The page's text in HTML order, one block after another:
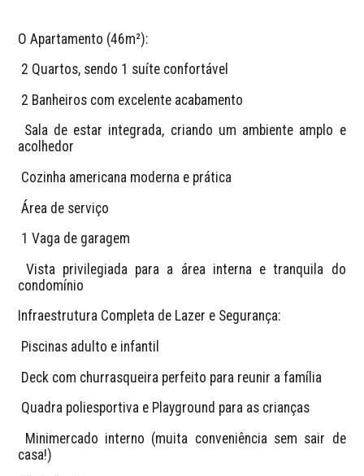
O Apartamento (46m²):
​ 2 Quartos, sendo 1 suíte confortável
​ 2 Banheiros com excelente acabamento
​ Sala de estar integrada, criando um ambiente amplo e
acolhedor
​ Cozinha americana moderna e prática
​ Área de serviço
​ 1 Vaga de garagem
​ Vista privilegiada para a área interna e tranquila do
condomínio
​Infraestrutura Completa de Lazer e Segurança:
​ Piscinas adulto e infantil
​ Deck com churrasqueira perfeito para reunir a família
​ Quadra poliesportiva e Playground para as crianças
​ Minimercado interno (muita conveniência sem sair de
casa!)